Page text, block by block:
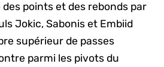
points et des rebonds par
Jokic, Sabonis et Embiid
supérieur de passes
parmi les pivots du